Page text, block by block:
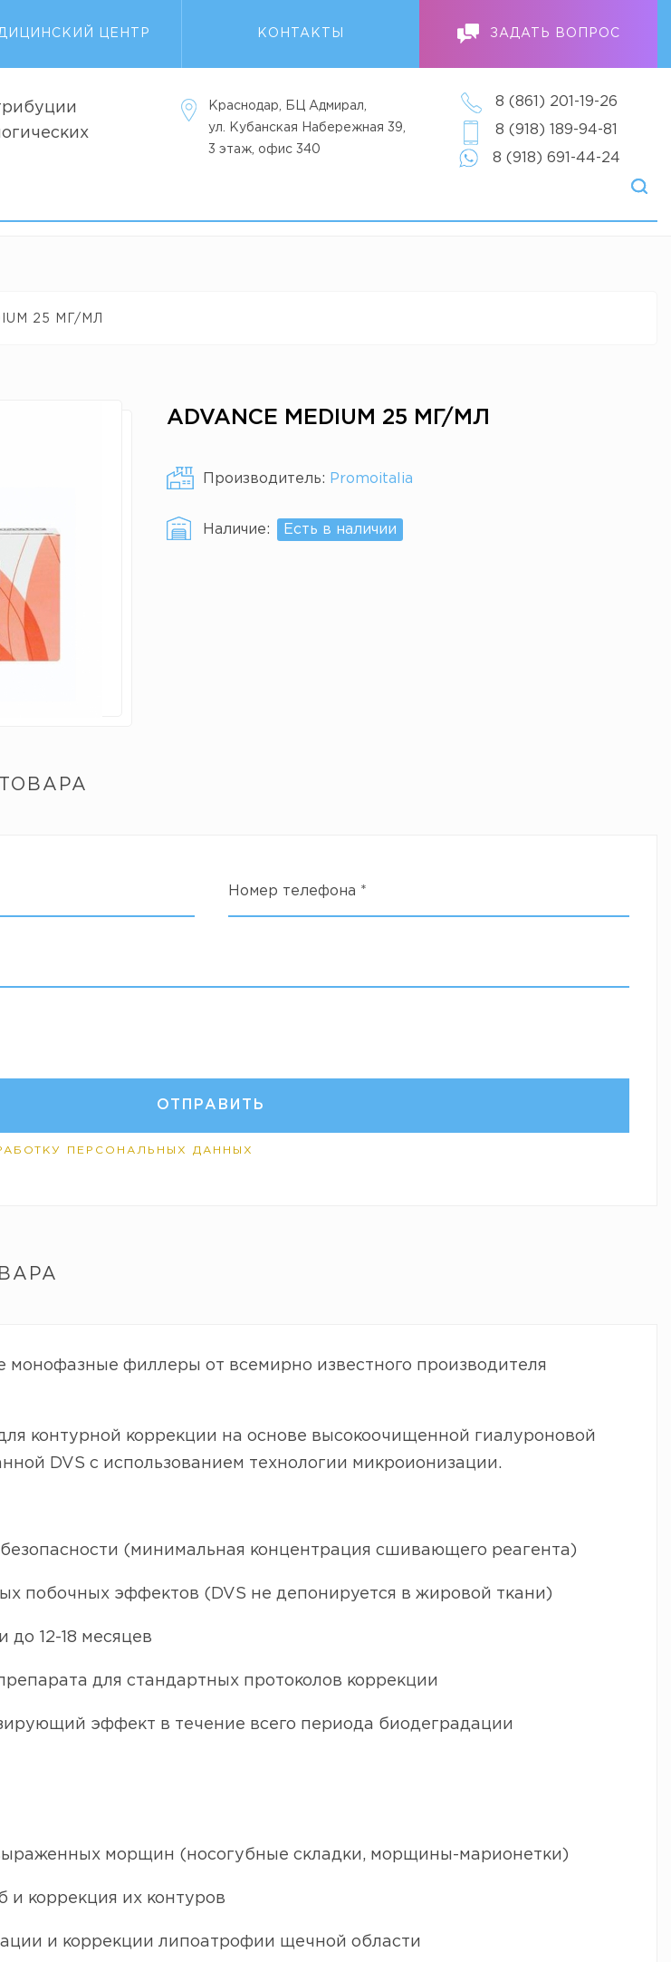
ЦЕНТР КОНТАКТЫ ЗАДАТЬ ВОПРОС
Краснодар, БЦ Адмирал,
ул. Кубанская Набережная 39,
3 этаж, офис 340
8 (861) 201-19-26
8 (918) 189-94-81
8 (918) 691-44-24
25 МГ/МЛ
ADVANCE MEDIUM 25 МГ/МЛ
Производитель: Promoitalia
Наличие: Есть в наличии
Номер телефона *
ПЕРСОНАЛЬНЫХ ДАННЫХ
монофазные филлеры от всемирно известного производителя
контурной коррекции на основе высокоочищенной гиалуроновой
DVS с использованием технологии микроионизации.
(минимальная концентрация сшивающего реагента)
побочных эффектов (DVS не депонируется в жировой ткани)
12-18 месяцев
для стандартных протоколов коррекции
эффект в течение всего периода биодеградации
морщин (носогубные складки, морщины-марионетки)
и коррекция их контуров
и коррекции липоатрофии щечной области